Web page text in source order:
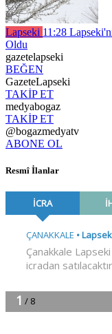
Lapseki 11:28
Oldu
gazetelapseki
BEĞEN
GazeteLapseki
TAKİP ET
medyabogaz
TAKİP ET
@bogazmedyatv
ABONE OL
Resmî İlanlar